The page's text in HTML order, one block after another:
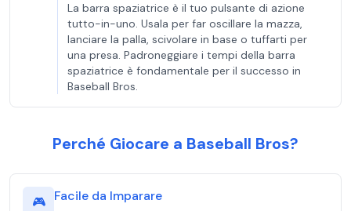
La barra spaziatrice è il tuo pulsante di azione
tutto-in-uno. Usala per far oscillare la mazza,
lanciare la palla, scivolare in base o tuffarti per
una presa. Padroneggiare i tempi della barra
spaziatrice è fondamentale per il successo in
Baseball Bros.
Perché Giocare a Baseball Bros?
🎮 Facile da Imparare